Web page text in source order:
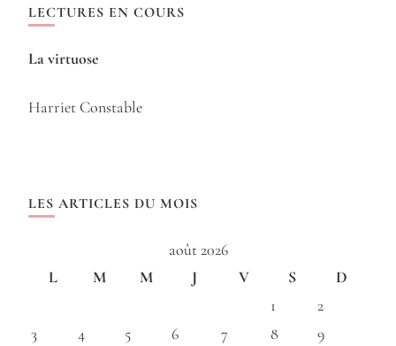
LECTURES EN COURS
La virtuose
Harriet Constable
LES ARTICLES DU MOIS
août 2026
L
M M J V S
D
1
2
3
4 5 6 7 8
9